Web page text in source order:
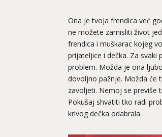
Ona je tvoja frendica već
ne možete zamisliti život
frendica i muškarac kojeg
prijateljice i dečka. Za
problem. Možda je ona
dovoljno pažnje. Možda će
zavoljeti. Nemoj se previše
Pokušaj shvatiti tko radi
krivog dečka odabrala.